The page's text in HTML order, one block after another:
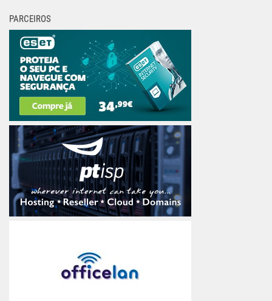
PARCEIROS